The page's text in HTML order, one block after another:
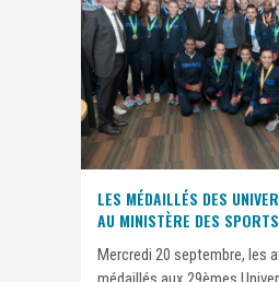
LES MÉDAILLÉS DES
AU MINISTÈRE DES
Mercredi 20 septembre, les